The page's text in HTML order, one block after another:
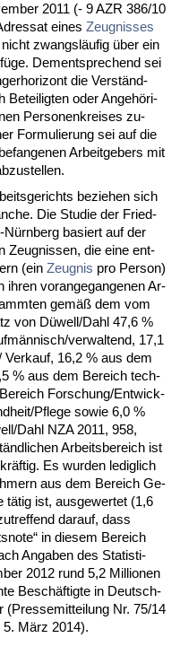
2011 (- 9 AZR 386/10
ei­nes Zeug­nis­ses
zwangsläufig über ein
Dem­ent­spre­chend sei
die Verständ­
Be­tei­lig­ten oder An­gehöri­
Per­so­nen­krei­ses zu­
For­mu­lie­rung sei auf die
Ar­beit­ge­bers mit
be­zie­hen sich
Die Stu­die der Fried­
ba­siert auf der
Zeug­nis­sen, die ei­ne ent­
(ein Zeug­nis pro Per­son)
ih­ren vor­an­ge­gan­ge­nen Ar­
gemäß dem vom
von Düwell/Dahl 47,6 %
ver­wal­tend, 17,1
16,2 % aus dem
% aus dem Be­reich tech­
For­schung/Ent­wick­
Pfle­ge so­wie 6,0 %
Dahl NZA 2011, 958,
Ar­beits­be­reich ist
Es wur­den le­dig­lich
aus dem Be­reich Ge­
tätig ist, aus­ge­wer­tet (1,6
dar­auf, dass
in die­sem Be­reich
An­ga­ben des Sta­tis­ti­
2012 rund 5,2 Mil­lio­nen
Beschäftig­te in Deutsch­
(Pres­se­mit­tei­lung Nr. 75/14
März 2014).